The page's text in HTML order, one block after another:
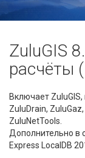
ZuluGIS
расчёты
Включает
ZuluDrain,
ZuluNetTools.
Дополнительно в
Express LocalDB